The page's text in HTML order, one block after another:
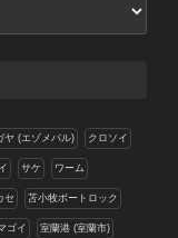
ヤ (エゾメバル) クロソイ
サケ ワーム
セ 苫小牧ボートロック
ゴイ 室蘭港 (室蘭市)